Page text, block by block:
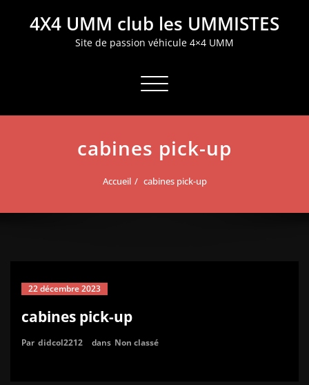
4X4 UMM club les UMMISTES
Site de passion véhicule 4×4 UMM
Afficher/masquer la navigation
cabines pick-up
Accueil cabines pick-up
22 décembre 2023
cabines pick-up
Par didcol2212 dans Non classé